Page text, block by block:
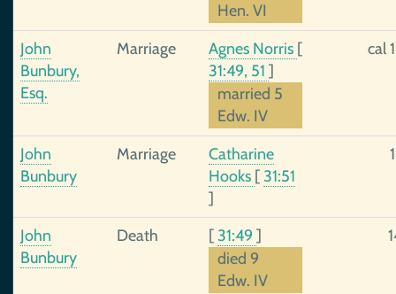
Hen. VI
John
Bunbury,
Esq.
Marriage Agnes Norris [
31:49, 51 ]
married 5
Edw. IV
cal
John
Bunbury
Marriage
Catharine
Hooks [ 31:51
]
John
Bunbury
Death [ 31:49 ]
died 9
Edw. IV